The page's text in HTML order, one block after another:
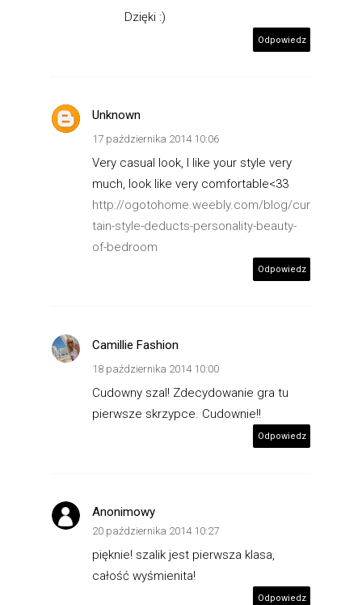
Dzięki :)
Odpowiedz
Unknown
17 października 2014 10:06
Very casual look, I like your style very
much, look like very comfortable<33
http://ogotohome.weebly.com/blog/cur
tain-style-deducts-personality-beauty-
of-bedroom
Odpowiedz
Camillie Fashion
18 października 2014 10:00
Cudowny szal! Zdecydowanie gra tu
pierwsze skrzypce. Cudownie!!
Odpowiedz
Anonimowy
20 października 2014 10:27
pięknie! szalik jest pierwsza klasa,
całość wyśmienita!
Odpowiedz